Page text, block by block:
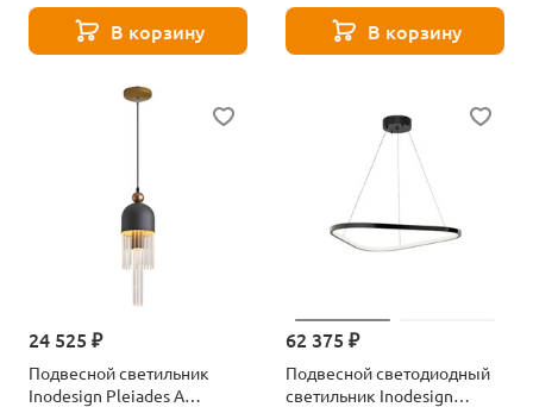
В корзину В корзину
24 525 ₽
Подвесной светильник
Inodesign Pleiades A
62 375 ₽
Подвесной светодиодный
светильник Inodesign